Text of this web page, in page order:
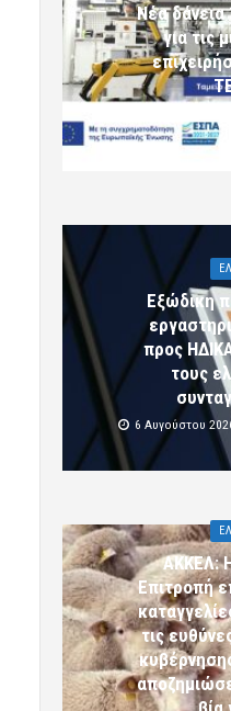
Νέα δάνεια
για τις
Εξώδικη
προς
τους
6 Αυγούστου
ΑΚΚΕΛ:
Επιτροπή
τις